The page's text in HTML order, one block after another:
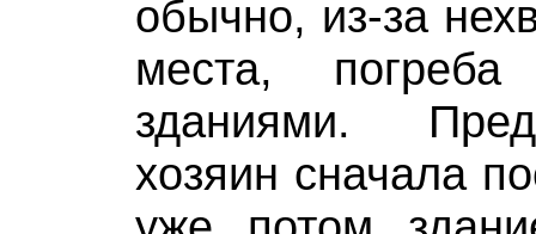
обычно, из-за
места,
зданиями.
хозяин сначала